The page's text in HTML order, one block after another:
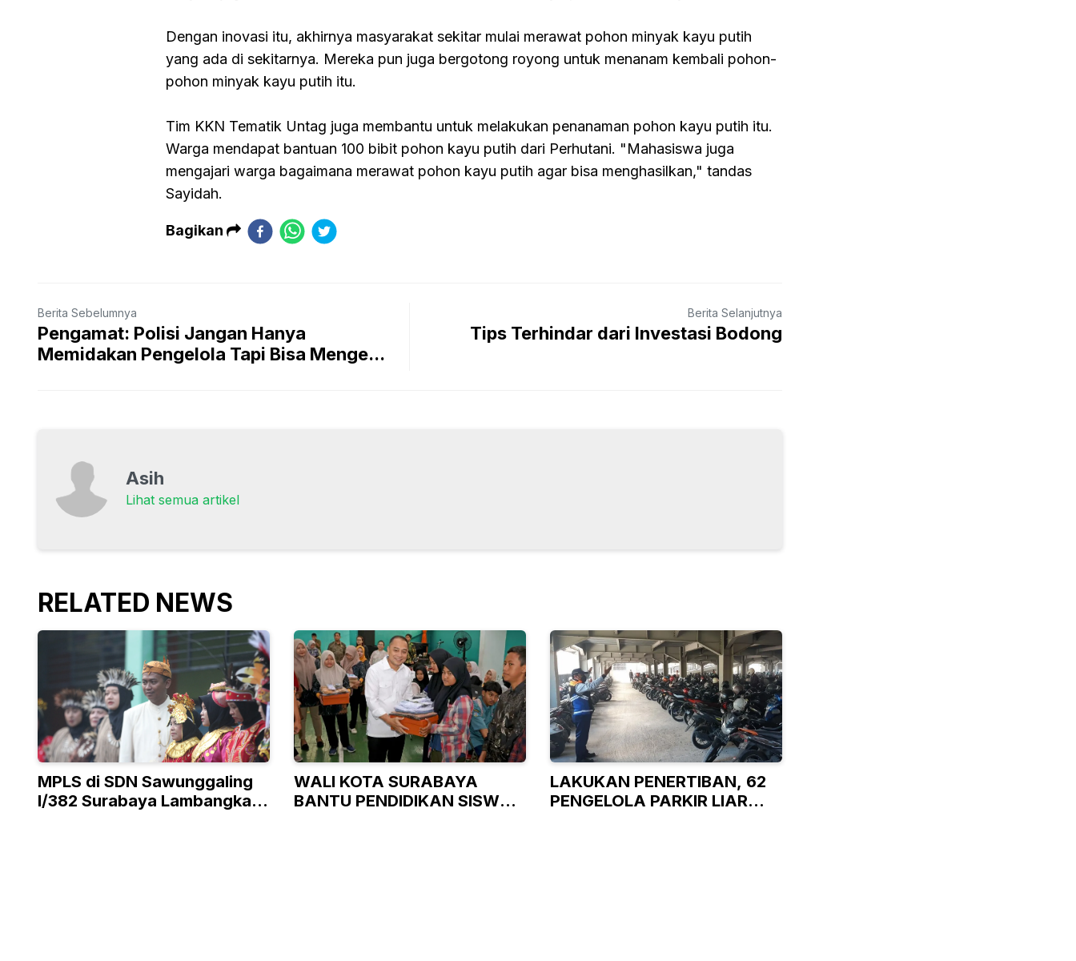
Dengan inovasi itu, akhirnya masyarakat sekitar mulai merawat pohon minyak kayu putih
yang ada di sekitarnya. Mereka pun juga bergotong royong untuk menanam kembali pohon-
pohon minyak kayu putih itu.
Tim KKN Tematik Untag juga membantu untuk melakukan penanaman pohon kayu putih itu.
Warga mendapat bantuan 100 bibit pohon kayu putih dari Perhutani. "Mahasiswa juga
mengajari warga bagaimana merawat pohon kayu putih agar bisa menghasilkan," tandas
Sayidah.
Bagikan
Berita Sebelumnya
Pengamat: Polisi Jangan Hanya
Memidakan Pengelola Tapi Bisa Menge...
Berita Selanjutnya
Tips Terhindar dari Investasi Bodong
Asih
Lihat semua artikel
RELATED NEWS
MPLS di SDN Sawunggaling
I/382 Surabaya Lambangkan
WALI KOTA SURABAYA
BANTU PENDIDIKAN SISWA
LAKUKAN PENERTIBAN, 62
PENGELOLA PARKIR LIAR